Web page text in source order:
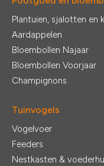
Plantuien, sjalotten en
Aardappelen
Bloembollen Najaar
Bloembollen Voorjaar
Champignons
Tuinvogels
Vogelvoer
Feeders
Nestkasten &